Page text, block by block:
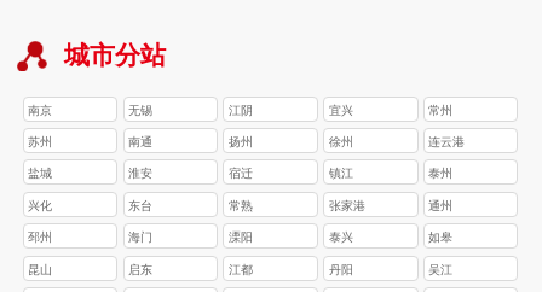
城市分站
南京 无锡 江阴 宜兴 常州
苏州 南通 扬州 徐州 连云港
盐城 淮安 宿迁 镇江 泰州
兴化 东台 常熟 张家港 通州
邳州 海门 溧阳 泰兴 如皋
昆山 启东 江都 丹阳 吴江